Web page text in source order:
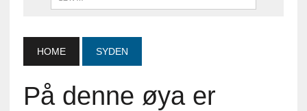
HOME SYDEN
På denne øya er